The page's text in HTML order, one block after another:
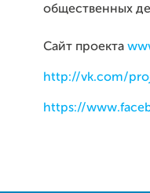
общественных
Сайт проекта
http://vk.com/
https://